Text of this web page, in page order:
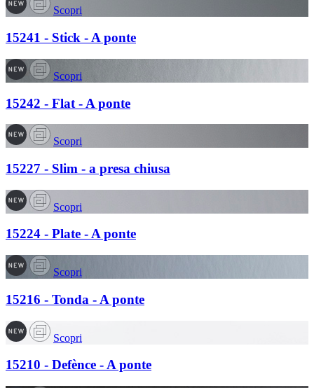
Scopri
15241 - Stick - A ponte
Scopri
15242 - Flat - A ponte
Scopri
15227 - Slim - a presa chiusa
Scopri
15224 - Plate - A ponte
Scopri
15216 - Tonda - A ponte
Scopri
15210 - Defènce - A ponte